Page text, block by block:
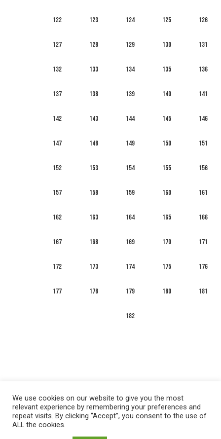
122 123 124 125 126
127 128 129 130 131
132 133 134 135 136
137 138 139 140 141
142 143 144 145 146
147 148 149 150 151
152 153 154 155 156
157 158 159 160 161
162 163 164 165 166
167 168 169 170 171
172 173 174 175 176
177 178 179 180 181
182
English Français
We use cookies on our website to give you the most
relevant experience by remembering your preferences and
repeat visits. By clicking “Accept”, you consent to the use of
ALL the cookies.